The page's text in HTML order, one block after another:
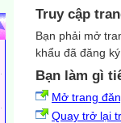
Truy cập
Bạn phải mở
khẩu đã đăng
Bạn làm gì
Mở trang
Quay trở lại